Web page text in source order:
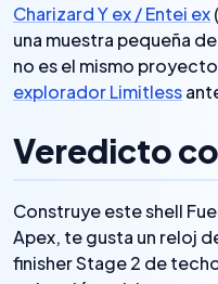
Charizard Y ex / Entei ex
una muestra pequeña de
no es el mismo
explorador Limitless
Veredicto
Construye este shell
Apex, te gusta un reloj
finisher Stage 2 de